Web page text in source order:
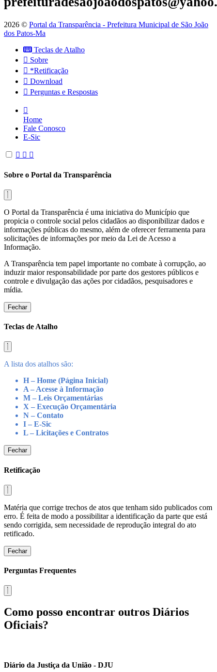
2026 © Portal da Transparência - Prefeitura Municipal de São João
dos Patos-Ma
Teclas de Atalho
Sobre
*Retificação
Download
Perguntas e Respostas
Home
Fale Conosco
E-Sic
Sobre o Portal da Transparência
O Portal da Transparência é uma iniciativa do Município que
propicia o controle social pelos cidadãos ao disponibilizar dados e
informações públicas do mesmo, além de oferecer ferramenta para
solicitações de informações por meio da Lei de Acesso a
Informação.
A Transparência tem papel importante no combate à corrupção, ao
induzir maior responsabilidade por parte dos gestores públicos e
controle e divulgação das ações por cidadãos, pesquisadores e
mídia.
Fechar
Teclas de Atalho
A lista dos atalhos são:
H – Home (Página Inicial)
A – Acesse à Informação
M – Leis Orçamentárias
X – Execução Orçamentária
N – Contato
I – E-Sic
L – Licitações e Contratos
Fechar
Retificação
Matéria que corrige trechos de atos que tenham sido publicados com
erro. É feita de modo a possibilitar a identificação da parte que está
sendo corrigida, sem necessidade de reprodução integral do ato
retificado.
Fechar
Perguntas Frequentes
Como posso encontrar outros Diários
Oficiais?
Diário da Justiça da União - DJU